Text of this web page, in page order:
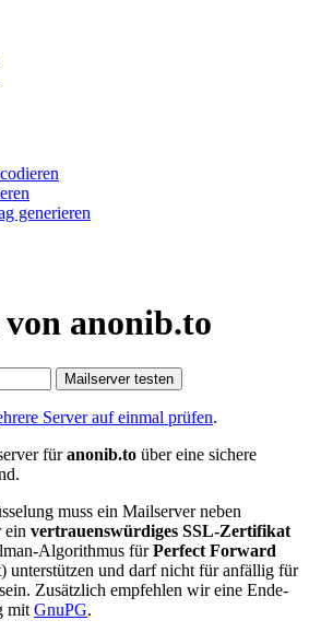
generieren
anonib.to
Mailserver testen
Server auf einmal prüfen.
füranonib.to über eine sichere
muss ein Mailserver neben
ein vertrauenswürdiges SSL-Zertifikat
Algorithmus fürPerfect Forward
unterstützen und darf nicht für anfällig für
Zusätzlich empfehlen wir eine Ende-
mit GnuPG.